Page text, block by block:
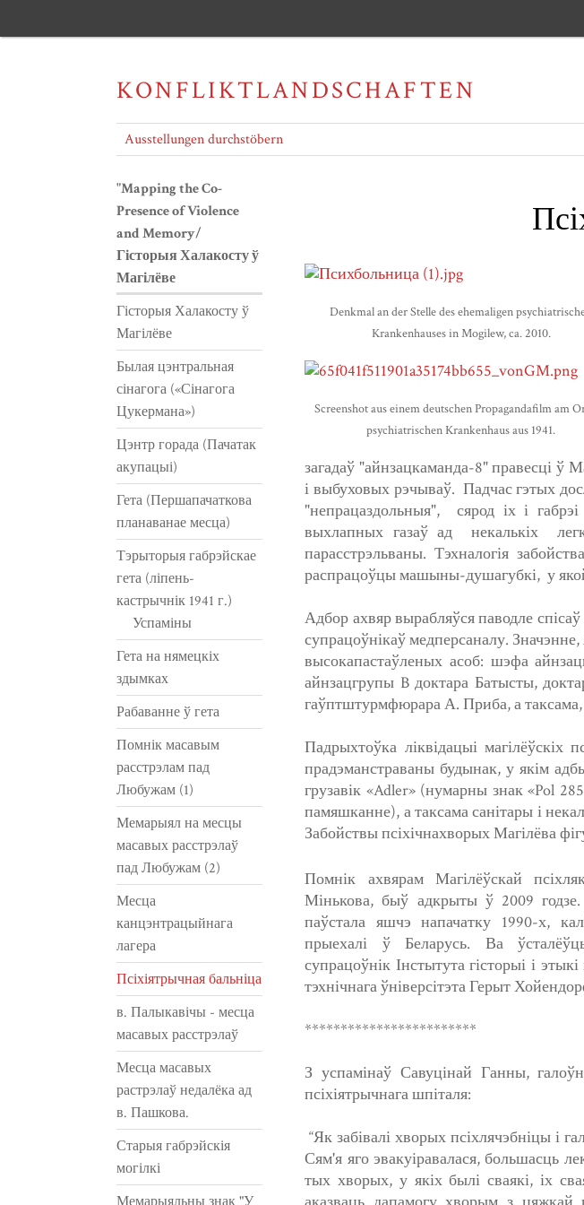
KONFLIKTLANDSCHAFTEN
Ausstellungen durchstöbern
Denkmal an der Stelle des ehemaligen
Krankenhauses in Mogilew, ca. 2010.
Screenshot aus einem deutschen Propagandafilm am
psychiatrischen Krankenhaus aus 1941.
загадаў "айнзацкаманда-8" правесці ў
і выбуховых рэчываў. Падчас гэтых
"непрацаздольныя", сярод іх і
выхлапных газаў ад некалькіх
парасстрэльваны. Тэхналогія
распрацоўцы машыны-душагубкі, у якой
Адбор ахвяр вырабляўся паводле
супрацоўнікаў медперсаналу.
высокапастаўленых асоб: шэфа
айнзацгрупы B доктара Батысты,
гаўптштурмфюрара А. Приба, а
Падрыхтоўка ліквідацыі
прадэманстраваны будынак, у якім
грузавік «Adler» (нумарны знак «Pol
памяшканне), а таксама санітары і
Забойствы псіхічнахворых Магілёва
Помнік ахвярам Магілёўскай
Мінькова, быў адкрыты ў 2009 годзе.
паўстала яшчэ напачатку 1990-х,
прыехалі ў Беларусь. Ва
супрацоўнік Інстытута гісторыі і
тэхнічнага ўніверсітэта Герыт
************************
З успамінаў Савуцінай Ганны,
псіхіятрычнага шпіталя:
“Як забівалі хворых псіхлячэбніцы і
Сям'я яго эвакуіравалася, большасць
тых хворых, у якіх былі сваякі, іх
"Mapping the Co-
Presence of Violence
and Memory/
Гісторыя Халакосту ў
Магілёве
Гісторыя Халакосту ў
Магілёве
Былая цэнтральная
сінагога («Сінагога
Цукермана»)
Цэнтр горада (Пачатак
акупацыі)
Гета (Першапачаткова
планаванае месца)
Тэрыторыя габрэйскае
гета (ліпень-
кастрычнік 1941 г.)
Успаміны
Гета на нямецкіх
здымках
Рабаванне ў гета
Помнік масавым
расстрэлам пад
Любужам (1)
Мемарыял на месцы
масавых расстрэлаў
пад Любужам (2)
Месца
канцэнтрацыйнага
лагера
Псіхіятрычная бальніца
в. Палыкавічы - месца
масавых расстрэлаў
Месца масавых
растрэлаў недалёка ад
в. Пашкова.
Старыя габрэйскія
могілкі